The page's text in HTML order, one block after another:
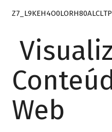
Web